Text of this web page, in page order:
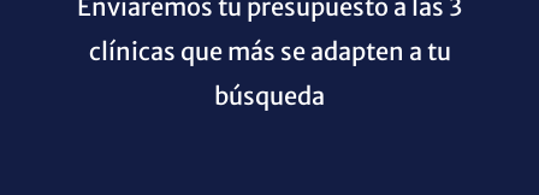
Enviaremos tu presupuesto a las 3
clínicas que más se adapten a tu
búsqueda